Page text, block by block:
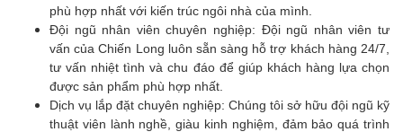
phù hợp nhất với kiến trúc ngôi nhà của mình.
Đội ngũ nhân viên chuyên nghiệp: Đội ngũ nhân viên tư
vấn của Chiến Long luôn sẵn sàng hỗ trợ khách hàng 24/7,
tư vấn nhiệt tình và chu đáo để giúp khách hàng lựa chọn
được sản phẩm phù hợp nhất.
Dịch vụ lắp đặt chuyên nghiệp: Chúng tôi sở hữu đội ngũ kỹ
thuật viên lành nghề, giàu kinh nghiệm, đảm bảo quá trình